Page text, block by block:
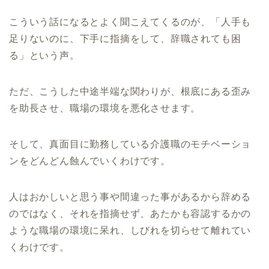
こういう話になるとよく聞こえてくるのが、「人手も
足りないのに、下手に指摘をして、辞職されても困
る」という声。
ただ、こうした中途半端な関わりが、根底にある歪み
を助長させ、職場の環境を悪化させます。
そして、真面目に勤務している介護職のモチベーショ
ンをどんどん蝕んでいくわけです。
人はおかしいと思う事や間違った事があるから辞める
のではなく、それを指摘せず、あたかも容認するかの
ような職場の環境に呆れ、しびれを切らせて離れてい
くわけです。